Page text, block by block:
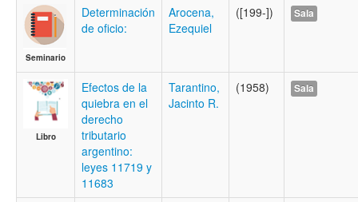
Seminario
Determinación
de oficio:
Arocena,
Ezequiel
([199-]) Sala
Libro
Efectos de la
quiebra en el
derecho
tributario
argentino:
leyes 11719 y
11683
Tarantino,
Jacinto R.
(1958) Sala